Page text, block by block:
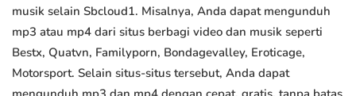
musik selain Sbcloud1. Misalnya, Anda dapat mengunduh
mp3 atau mp4 dari situs berbagi video dan musik seperti
Bestx, Quatvn, Familyporn, Bondagevalley, Eroticage,
Motorsport. Selain situs-situs tersebut, Anda dapat